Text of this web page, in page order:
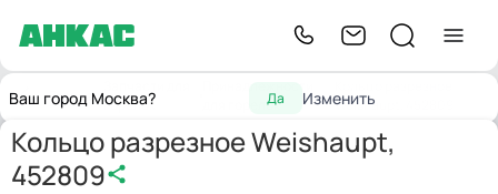
Ваш город Москва? Да Изменить
Главнаягорелок
для горелок
Weishaupt, 452809
Кольцо разрезное Weishaupt,
452809